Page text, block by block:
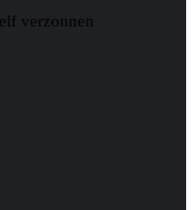
verzonnen